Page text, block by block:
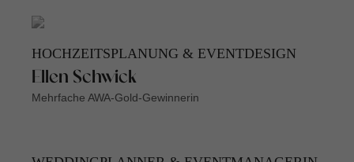
HOCHZEITSPLANUNG & EVENTDESIGN
Ellen Schwick
Mehrfache AWA-Gold-Gewinnerin